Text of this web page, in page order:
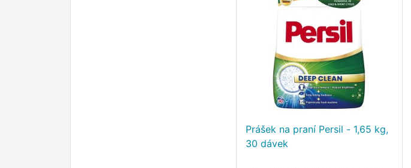
Prášek na praní Persil - 1,65 kg,
30 dávek